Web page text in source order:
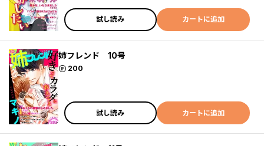
試し読み カートに追加
姉フレンド 10号
200
ポイント
試し読み カートに追加